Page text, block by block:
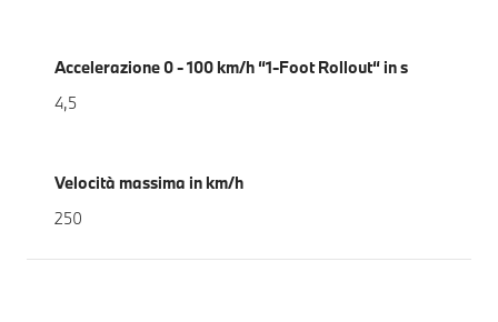
Accelerazione 0 - 100 km/h “1-Foot Rollout“ in s
4,5
Velocità massima in km/h
250